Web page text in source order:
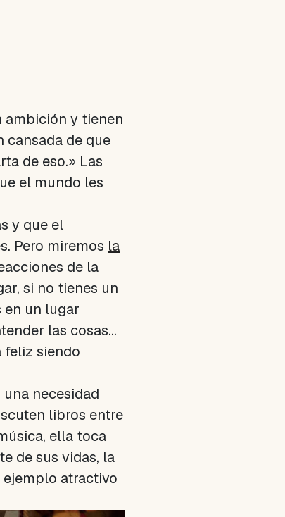
ambición y tienen
de que
de eso.» Las
el mundo les
y que el
Pero miremos la
de la
si no tienes un
en un lugar
las cosas...
feliz siendo
necesidad
libros entre
ella toca
de sus vidas, la
ejemplo atractivo